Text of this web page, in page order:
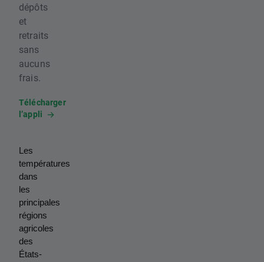
dépôts
et
retraits
sans
aucuns
frais.
Télécharger
l’appli
Les
températures
dans
les
principales
régions
agricoles
des
États-